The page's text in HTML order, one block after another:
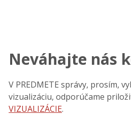
Neváhajte nás
V PREDMETE správy, prosím,
vizualizáciu, odporúčame
VIZUALIZÁCIE.